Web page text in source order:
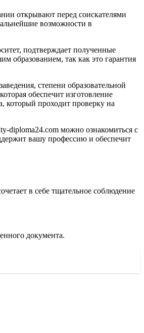
открывают перед соискателями
возможности в
подтверждает полученные
образованием, так как это гарантия
степени образовательной
обеспечит изготовление
который проходит проверку на
diploma24.com можно ознакомиться с
вашу профессию и обеспечит
в себе тщательное соблюдение
документа.